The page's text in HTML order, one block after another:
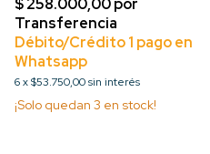
6x$53.750,00sin interés
¡Solo quedan 3 en stock!